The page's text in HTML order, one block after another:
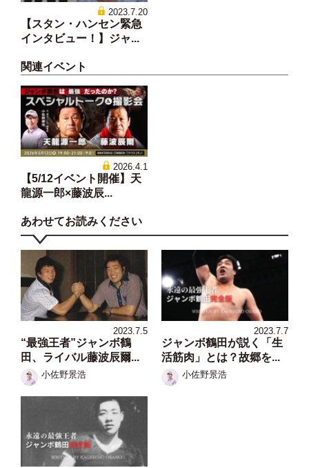
2023.7.20
【スタン・ハンセン緊急
インタビュー！】ジャ...
関連イベント
2026.4.1
【5/12イベント開催】天
龍源一郎×藤波辰...
あわせてお読みください
2023.7.5
“最強王者”ジャンボ鶴
田、ライバル藤波辰爾...
小佐野景浩
2023.7.7
ジャンボ鶴田が説く「生
活筋肉」とは？故郷を...
小佐野景浩